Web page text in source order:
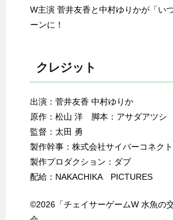
W主演 菅井友香と中村ゆりかが「い
ーンに！
クレジット
出演：菅井友香 中村ゆりか
原作：松山 洋 脚本：アサダアツシ
監督：太田 勇
製作幹事：株式会社サイバーコネク
製作プロダクション：ダブ
配給：NAKACHIKA PICTURES
©2026「チェイサーゲームW 水魚の